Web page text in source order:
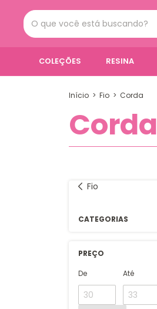
COLEÇÕES RESINA
Início > Fio > Corda
Corda
Fio
CATEGORIAS
PREÇO
De
Até